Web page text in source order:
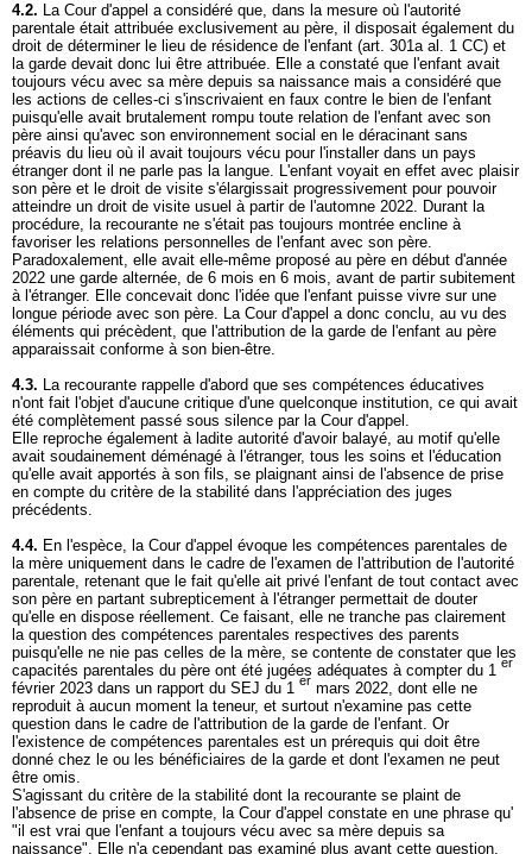
4.2. La Cour d'appel a considéré que, dans la mesure où l'autorité
parentale était attribuée exclusivement au père, il disposait également du
droit de déterminer le lieu de résidence de l'enfant (art. 301a al. 1 CC) et
la garde devait donc lui être attribuée. Elle a constaté que l'enfant avait
toujours vécu avec sa mère depuis sa naissance mais a considéré que
les actions de celles-ci s'inscrivaient en faux contre le bien de l'enfant
puisqu'elle avait brutalement rompu toute relation de l'enfant avec son
père ainsi qu'avec son environnement social en le déracinant sans
préavis du lieu où il avait toujours vécu pour l'installer dans un pays
étranger dont il ne parle pas la langue. L'enfant voyait en effet avec plaisir
son père et le droit de visite s'élargissait progressivement pour pouvoir
atteindre un droit de visite usuel à partir de l'automne 2022. Durant la
procédure, la recourante ne s'était pas toujours montrée encline à
favoriser les relations personnelles de l'enfant avec son père.
Paradoxalement, elle avait elle-même proposé au père en début d'année
2022 une garde alternée, de 6 mois en 6 mois, avant de partir subitement
à l'étranger. Elle concevait donc l'idée que l'enfant puisse vivre sur une
longue période avec son père. La Cour d'appel a donc conclu, au vu des
éléments qui précèdent, que l'attribution de la garde de l'enfant au père
apparaissait conforme à son bien-être.
4.3. La recourante rappelle d'abord que ses compétences éducatives
n'ont fait l'objet d'aucune critique d'une quelconque institution, ce qui avait
été complètement passé sous silence par la Cour d'appel.
Elle reproche également à ladite autorité d'avoir balayé, au motif qu'elle
avait soudainement déménagé à l'étranger, tous les soins et l'éducation
qu'elle avait apportés à son fils, se plaignant ainsi de l'absence de prise
en compte du critère de la stabilité dans l'appréciation des juges
précédents.
4.4. En l'espèce, la Cour d'appel évoque les compétences parentales de
la mère uniquement dans le cadre de l'examen de l'attribution de l'autorité
parentale, retenant que le fait qu'elle ait privé l'enfant de tout contact avec
son père en partant subrepticement à l'étranger permettait de douter
qu'elle en dispose réellement. Ce faisant, elle ne tranche pas clairement
la question des compétences parentales respectives des parents
puisqu'elle ne nie pas celles de la mère, se contente de constater que les
capacités parentales du père ont été jugées adéquates à compter du 1 er
février 2023 dans un rapport du SEJ du 1 er mars 2022, dont elle ne
reproduit à aucun moment la teneur, et surtout n'examine pas cette
question dans le cadre de l'attribution de la garde de l'enfant. Or
l'existence de compétences parentales est un prérequis qui doit être
donné chez le ou les bénéficiaires de la garde et dont l'examen ne peut
être omis.
S'agissant du critère de la stabilité dont la recourante se plaint de
l'absence de prise en compte, la Cour d'appel constate en une phrase qu'
"il est vrai que l'enfant a toujours vécu avec sa mère depuis sa
naissance". Elle n'a cependant pas examiné plus avant cette question,